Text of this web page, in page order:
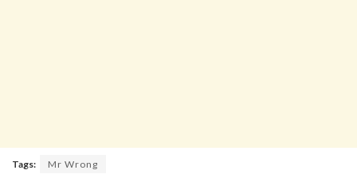
Tags: Mr Wrong